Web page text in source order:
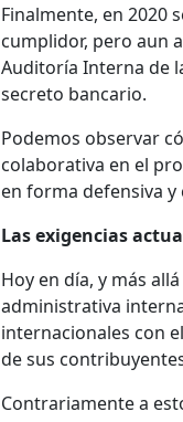
Finalmente, en 2020
cumplidor, pero aun
Auditoría Interna de
secreto bancario.
Podemos observar
colaborativa en el
en forma defensiva
Las exigencias
Hoy en día, y más
administrativa
internacionales con
de sus
Contrariamente a